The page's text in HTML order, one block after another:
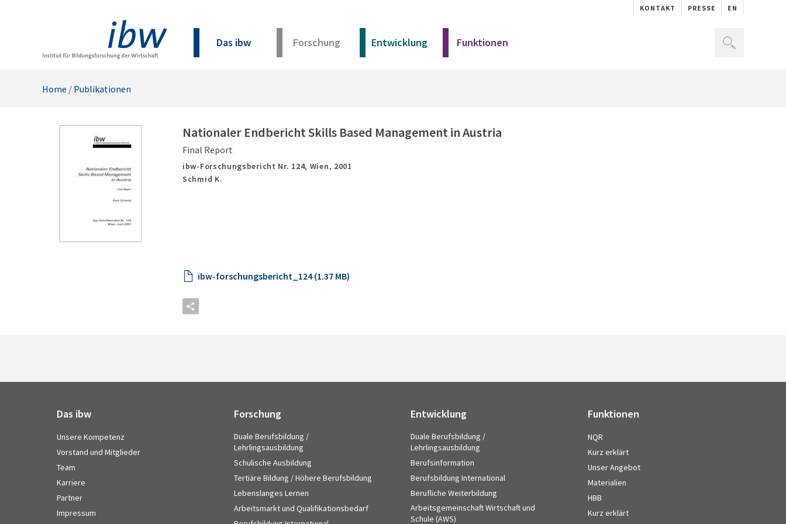
KONTAKT PRESSE EN
Das ibw Forschung Entwicklung Funktionen
Unser Angebot
Home / Publikationen
Nationaler Endbericht Skills Based Management in Austria
Final Report
ibw-Forschungsbericht Nr. 124, Wien, 2001
Schmid K.
ibw-forschungsbericht_124 (1.37 MB)
Das ibw
Unsere Kompetenz
Vorstand und Mitglieder
Team
Karriere
Partner
Impressum
Forschung
Duale Berufsbildung /
Lehrlingsausbildung
Schulische Ausbildung
Tertiäre Bildung / Höhere Berufsbildung
Lebenslanges Lernen
Arbeitsmarkt und Qualifikationsbedarf
Entwicklung
Duale Berufsbildung /
Lehrlingsausbildung
Berufsinformation
Berufsbildung International
Berufliche Weiterbildung
Arbeitsgemeinschaft Wirtschaft und
Schule (AWS)
Funktionen
NQR
Kurz erklärt
Unser Angebot
Materialien
HBB
Kurz erklärt